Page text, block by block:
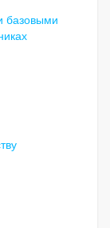
базовыми